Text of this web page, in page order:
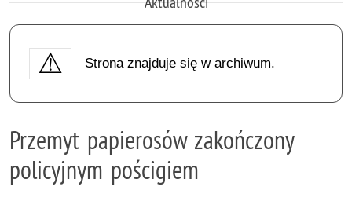
Strona znajduje się w archiwum.
Przemyt papierosów zakończony
policyjnym pościgiem